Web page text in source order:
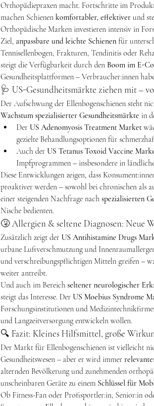
Orthopädiepraxen macht. Fortschritte im
machen Schienen komfortabler, effektiver und
Orthopädische Marken investieren intensiv in
Ziel, anpassbare und leichte Schienen für
Tennisellenbogen, Frakturen, Tendinitis oder
steigt die Verfügbarkeit durch den Boom im E-
Gesundheitsplattformen – Verbraucher:innen
🩺 US-Gesundheitsmärkte ziehen mit –
Der Aufschwung der Ellenbogenschienen steht
Wachstum spezialisierter Gesundheitsmärkte in
Der US Adenomyosis Treatment Market
gezielte Behandlungsoptionen für
Auch der US Tetanus Toxoid Vaccine
Impfprogrammen – insbesondere in
Diese Entwicklungen zeigen, dass
proaktiver werden – sowohl bei chronischen als
einer steigenden Nachfrage nach spezialisierten
Nische bedienten.
🤧 Allergien & seltene Diagnosen: Neue
Zusätzlich zeigt der US Antihistamine Drugs
urbane Luftverschmutzung und
und verschreibungspflichtigen Mitteln greifen –
weiter antreibt.
Und auch im Bereich seltener neurologischer
steigt das Interesse. Der US Moebius Syndrome
Forschungsinstitutionen und
und Langzeitversorgung entwickeln wollen.
🔍 Fazit: Kleines Hilfsmittel, große
Der Markt für Ellenbogenschienen ist vielleicht
Gesundheitswesen – aber er wird immer
alternden Bevölkerung und zunehmenden
unscheinbaren Geräte zu einem Schlüssel für
Ob Fitness-Fan oder Profisportler:in, Senior:in